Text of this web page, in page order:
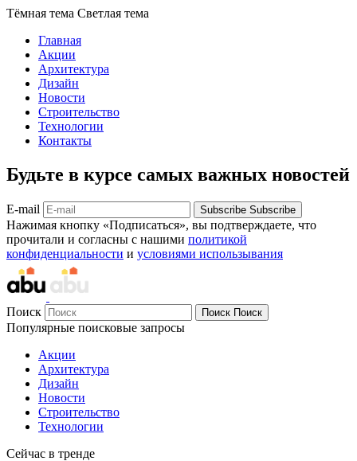
Тёмная тема Светлая тема
Главная
Акции
Архитектура
Дизайн
Новости
Строительство
Технологии
Контакты
Будьте в курсе самых важных новостей
E-mail Subscribe Subscribe
Нажимая кнопку «Подписаться», вы подтверждаете, что
прочитали и согласны с нашими политикой
конфиденциальности и условиями использывания
Поиск Поиск Поиск
Популярные поисковые запросы
Акции
Архитектура
Дизайн
Новости
Строительство
Технологии
Сейчас в тренде